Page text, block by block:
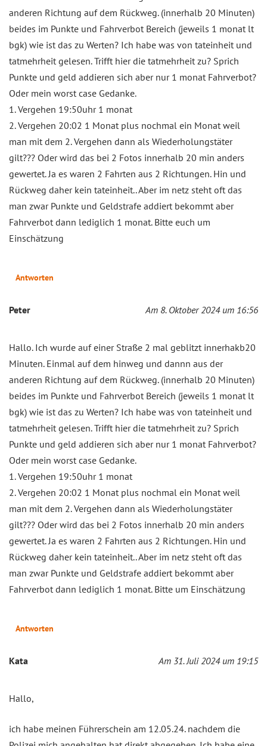
anderen Richtung auf dem Rückweg. (innerhalb 20 Minuten)
beides im Punkte und Fahrverbot Bereich (jeweils 1 monat lt
bgk) wie ist das zu Werten? Ich habe was von tateinheit und
tatmehrheit gelesen. Trifft hier die tatmehrheit zu? Sprich
Punkte und geld addieren sich aber nur 1 monat Fahrverbot?
Oder mein worst case Gedanke.
1. Vergehen 19:50uhr 1 monat
2. Vergehen 20:02 1 Monat plus nochmal ein Monat weil
man mit dem 2. Vergehen dann als Wiederholungstäter
gilt??? Oder wird das bei 2 Fotos innerhalb 20 min anders
gewertet. Ja es waren 2 Fahrten aus 2 Richtungen. Hin und
Rückweg daher kein tateinheit.. Aber im netz steht oft das
man zwar Punkte und Geldstrafe addiert bekommt aber
Fahrverbot dann lediglich 1 monat. Bitte euch um
Einschätzung
Antworten
Peter Am 8. Oktober 2024 um 16:56
Hallo. Ich wurde auf einer Straße 2 mal geblitzt innerhakb20
Minuten. Einmal auf dem hinweg und dannn aus der
anderen Richtung auf dem Rückweg. (innerhalb 20 Minuten)
beides im Punkte und Fahrverbot Bereich (jeweils 1 monat lt
bgk) wie ist das zu Werten? Ich habe was von tateinheit und
tatmehrheit gelesen. Trifft hier die tatmehrheit zu? Sprich
Punkte und geld addieren sich aber nur 1 monat Fahrverbot?
Oder mein worst case Gedanke.
1. Vergehen 19:50uhr 1 monat
2. Vergehen 20:02 1 Monat plus nochmal ein Monat weil
man mit dem 2. Vergehen dann als Wiederholungstäter
gilt??? Oder wird das bei 2 Fotos innerhalb 20 min anders
gewertet. Ja es waren 2 Fahrten aus 2 Richtungen. Hin und
Rückweg daher kein tateinheit.. Aber im netz steht oft das
man zwar Punkte und Geldstrafe addiert bekommt aber
Fahrverbot dann lediglich 1 monat. Bitte um Einschätzung
Antworten
Kata Am 31. Juli 2024 um 19:15
Hallo,
ich habe meinen Führerschein am 12.05.24. nachdem die